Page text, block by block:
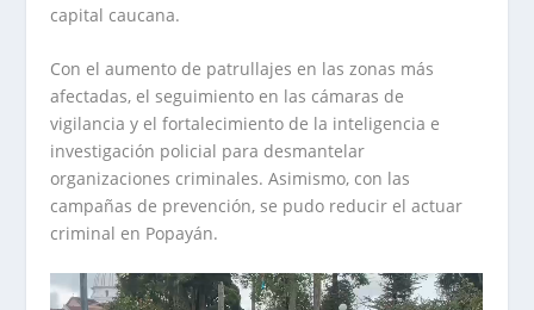
capital caucana.
Con el aumento de patrullajes en las zonas más
afectadas, el seguimiento en las cámaras de
vigilancia y el fortalecimiento de la inteligencia e
investigación policial para desmantelar
organizaciones criminales. Asimismo, con las
campañas de prevención, se pudo reducir el actuar
criminal en Popayán.